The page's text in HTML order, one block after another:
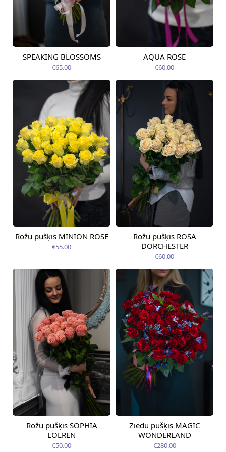
Pieejama no
SPEAKING BLOSSOMS
€65.00
Pieejams šodien
AQUA ROSE
€60.00
Pieejama no
09.08.2026
Rožu pušķis MINION ROSE
€55.00
Pieejama no
07.08.2026
Rožu pušķis ROSA
DORCHESTER
€60.00
Pieejams šodien
Rožu pušķis SOPHIA
LOLREN
€50.00
Pieejams šodien
Ziedu pušķis MAGIC
WONDERLAND
€280.00